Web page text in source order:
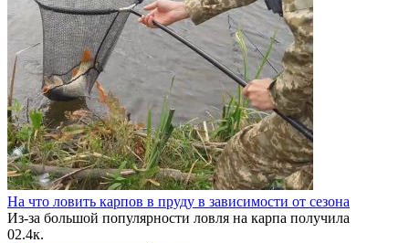
На что ловить карпов в пруду в зависимости от сезона
Из-за большой популярности ловля на карпа получила
02.4к.